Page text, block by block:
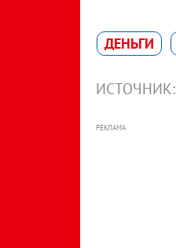
ДЕНЬГИ
ИСТОЧНИК:
РЕКЛАМА